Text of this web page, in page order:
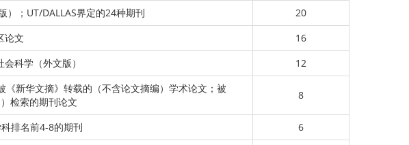
）；UT/DALLAS界定的24种期刊
20
论文
16
科学（外文版）
12
《新华文摘》转载的（不含论文摘编）学术论文；被
检索的期刊论文
8
排名前4-8的期刊 6